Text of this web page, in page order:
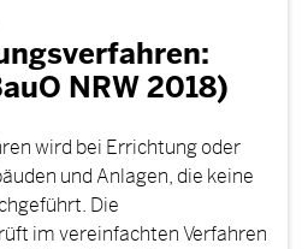
NRW 2018)
wird bei Errichtung oder
und Anlagen, die keine
Die
im vereinfachten Verfahren